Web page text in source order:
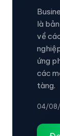
là
về
ứng
các
tàng.
04/